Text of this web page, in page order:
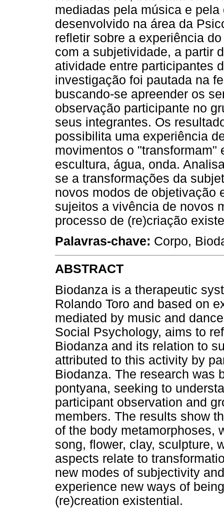
mediadas pela música e
desenvolvido na área da
refletir sobre a experiência
com a subjetividade, a partir
atividade entre participantes
investigação foi pautada na
buscando-se apreender os
observação participante no
seus integrantes. Os
possibilita uma experiência
movimentos o "transformam"
escultura, água, onda.
se a transformações da
novos modos de objetivação
sujeitos a vivência de novos
processo de (re)criação
Palavras-chave: Corpo,
ABSTRACT
Biodanza is a therapeutic
Rolando Toro and based on
mediated by music and
Social Psychology, aims to
Biodanza and its relation to
attributed to this activity by
Biodanza. The research was
pontyana, seeking to
participant observation and
members. The results show
of the body metamorphoses,
song, flower, clay, sculpture,
aspects relate to
new modes of subjectivity
experience new ways of
(re)creation existential.